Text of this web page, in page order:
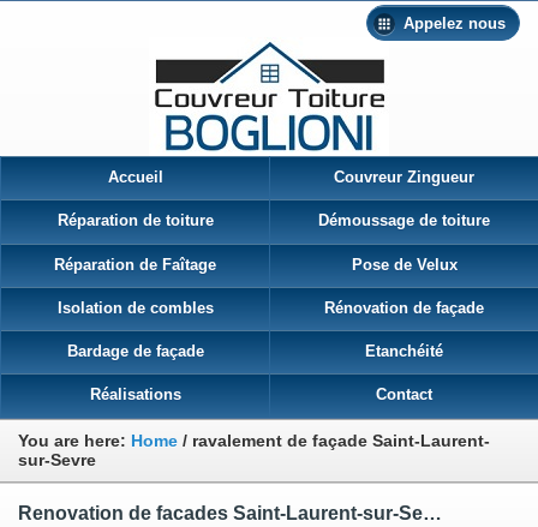
Appelez nous
Accueil Couvreur Zingueur
Réparation de toiture Démoussage de toiture
Réparation de Faîtage Pose de Velux
Isolation de combles Rénovation de façade
Bardage de façade Etanchéité
Réalisations Contact
You are here: Home / ravalement de façade Saint-Laurent-
sur-Sevre
Renovation de facades Saint-Laurent-sur-Sevre